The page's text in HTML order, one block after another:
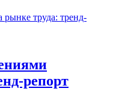
репорт